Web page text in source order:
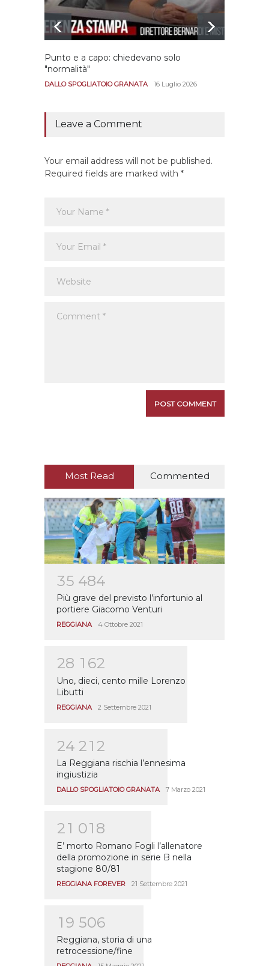
Punto e a capo: chiedevano solo
"normalità"
DALLO SPOGLIATOIO GRANATA 16 Luglio 2026
Leave a Comment
Your email address will not be published.
Required fields are marked with *
Most Read Commented
35 484
Più grave del previsto l’infortunio al
portiere Giacomo Venturi
REGGIANA 4 Ottobre 2021
28 1 62
Uno, dieci, cento mille Lorenzo
Libutti
REGGIANA 2 Settembre 2021
24 21 2
La Reggiana rischia l’ennesima
ingiustizia
DALLO SPOGLIATOIO GRANATA 7 Marzo 2021
21 01 8
E’ morto Romano Fogli l’allenatore
della promozione in serie B nella
stagione 80/81
REGGIANA FOREVER 21 Settembre 2021
1 9 506
Reggiana, storia di una
retrocessione/fine